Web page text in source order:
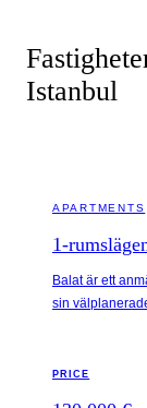
Istanbul
APARTMENTS
1-
Balat är ett
sin
både familjer
PRICE